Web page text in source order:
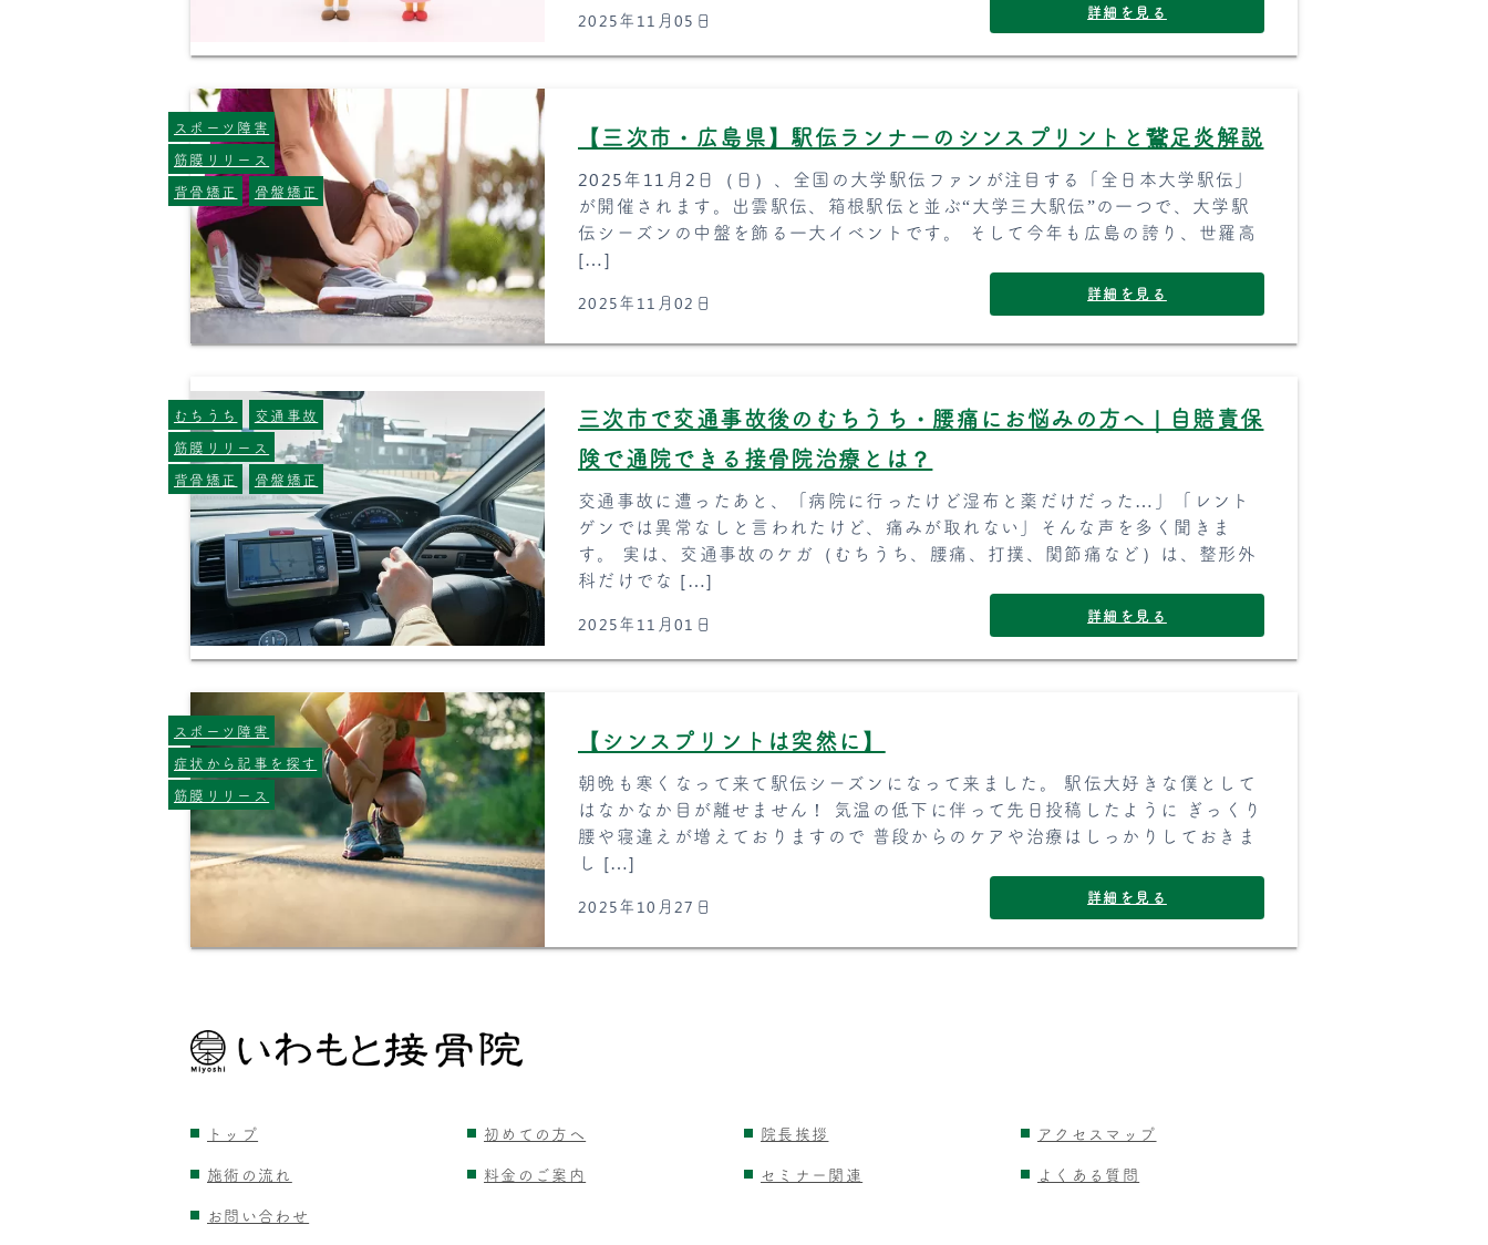
2025年11月05日 詳細を見る
【三次市・広島県】駅伝ランナーのシンスプリントと鵞足炎解説
2025年11月2日（日）、全国の大学駅伝ファンが注目する「全日本大学駅伝」
が開催されます。出雲駅伝、箱根駅伝と並ぶ“大学三大駅伝”の一つで、大学駅
伝シーズンの中盤を飾る一大イベントです。 そして今年も広島の誇り、世羅高
[…]
2025年11月02日 詳細を見る
スポーツ障害
筋膜リリース
背骨矯正
骨盤矯正
三次市で交通事故後のむちうち・腰痛にお悩みの方へ｜自賠責保
険で通院できる接骨院治療とは？
交通事故に遭ったあと、「病院に行ったけど湿布と薬だけだった…」「レント
ゲンでは異常なしと言われたけど、痛みが取れない」そんな声を多く聞きま
す。 実は、交通事故のケガ（むちうち、腰痛、打撲、関節痛など）は、整形外
科だけでな […]
2025年11月01日 詳細を見る
むちうち
交通事故
筋膜リリース
背骨矯正
骨盤矯正
【シンスプリントは突然に】
朝晩も寒くなって来て駅伝シーズンになって来ました。 駅伝大好きな僕として
はなかなか目が離せません！ 気温の低下に伴って先日投稿したように ぎっくり
腰や寝違えが増えておりますので 普段からのケアや治療はしっかりしておきま
し […]
2025年10月27日 詳細を見る
スポーツ障害
症状から記事を探す
筋膜リリース
トップ 初めての方へ 院長挨拶
アクセスマップ
施術の流れ
料金のご案内 セミナー関連
よくある質問
お問い合わせ